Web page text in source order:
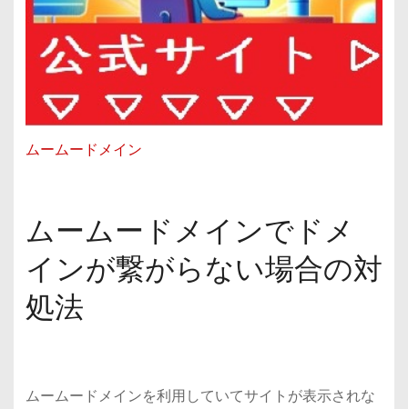
ムームードメイン
ムームードメインでドメ
インが繋がらない場合の対
処法
ムームードメインを利用していてサイトが表示されな